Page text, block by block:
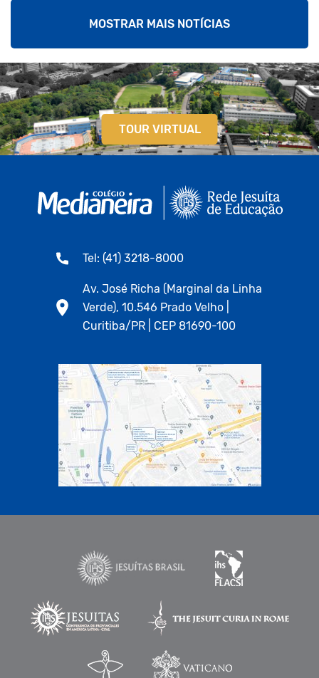
MOSTRAR MAIS NOTÍCIAS
TOUR VIRTUAL
Tel: (41) 3218-8000
Av. José Richa (Marginal da Linha
Verde), 10.546 Prado Velho |
Curitiba/PR | CEP 81690-100